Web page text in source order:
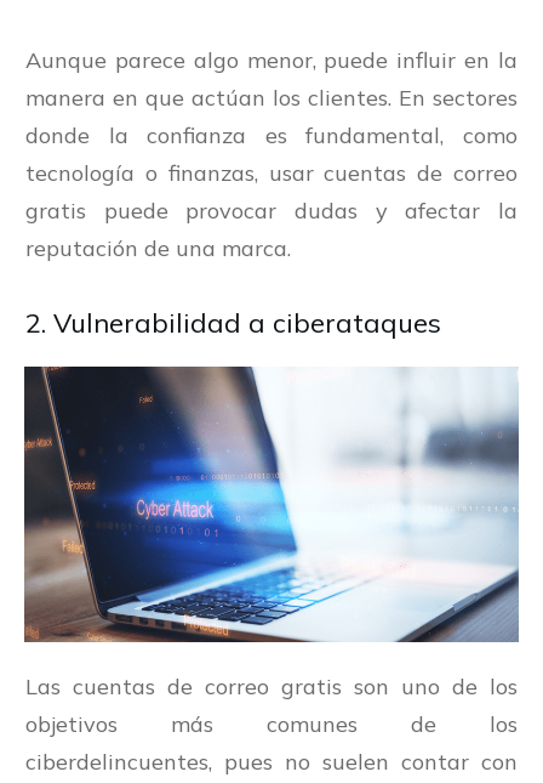
Aunque parece algo menor, puede influir en la
manera en que actúan los clientes. En sectores
donde la confianza es fundamental, como
tecnología o finanzas, usar cuentas de correo
gratis puede provocar dudas y afectar la
reputación de una marca.
2. Vulnerabilidad a ciberataques
Las cuentas de correo gratis son uno de los
objetivos más comunes de los
ciberdelincuentes, pues no suelen contar con